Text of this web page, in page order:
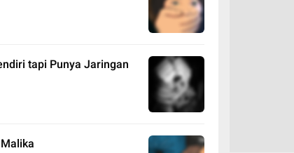
tapi Punya Jaringan